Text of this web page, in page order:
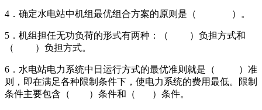
4．确定水电站中机组最优组合方案的原则是（ ）。
5．机组担任无功负荷的形式有两种：（ ）负担方式和
（ ）负担方式。
6．水电站电力系统中日运行方式的最优准则就是（ ）准
则，即在满足各种限制条件下，使电力系统的费用最低。限制
条件主要包含（ ）条件和（ ）条件。